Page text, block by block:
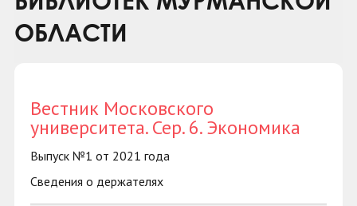
ОБЛАСТИ
Вестник Московского
университета. Сер. 6. Экономика
Выпуск №1 от 2021 года
Сведения о держателях